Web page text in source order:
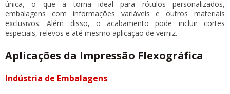
única, o que a torna ideal para rótulos personalizados,
embalagens com informações variáveis e outros materiais
exclusivos. Além disso, o acabamento pode incluir cortes
especiais, relevos e até mesmo aplicação de verniz.
Aplicações da Impressão Flexográfica
Indústria de Embalagens